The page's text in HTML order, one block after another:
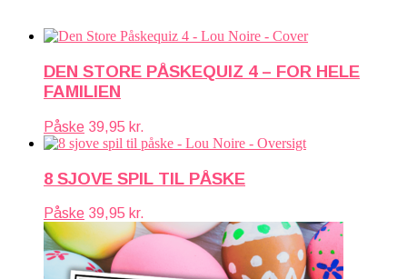
DEN STORE PÅSKEQUIZ 4 – FOR HELE
FAMILIEN
Påske 39,95 kr.
8 SJOVE SPIL TIL PÅSKE
Påske 39,95 kr.